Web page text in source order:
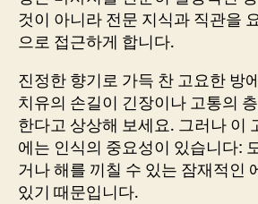
것이 아니라 전문 지식과 직관을
으로 접근하게 합니다.
진정한 향기로 가득 찬 고요한 방
치유의 손길이 긴장이나 고통의
한다고 상상해 보세요. 그러나 이
에는 인식의 중요성이 있습니다:
거나 해를 끼칠 수 있는 잠재적인
있기 때문입니다.